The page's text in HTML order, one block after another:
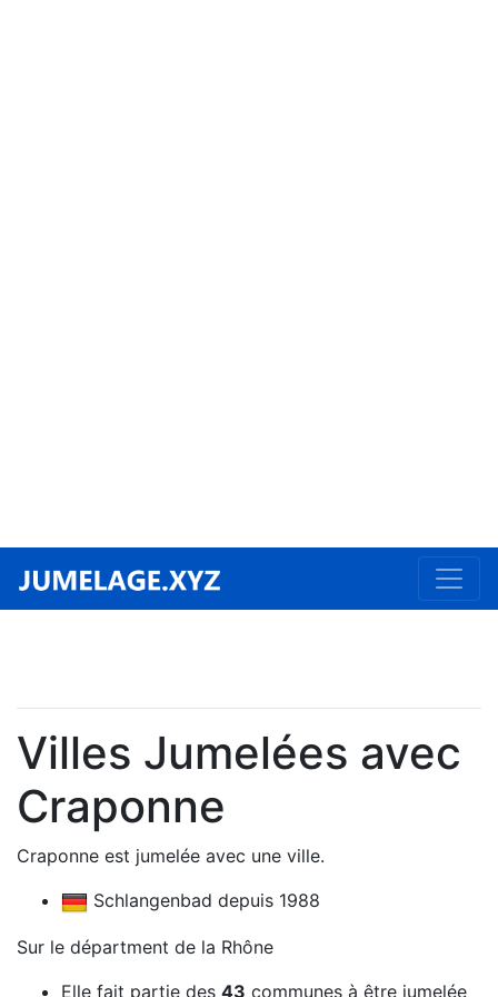
Villes Jumelées avec
Craponne
Craponne est jumelée avec une ville.
Schlangenbad depuis 1988
Sur le départment de la Rhône
Elle fait partie des 43 communes à être jumelée